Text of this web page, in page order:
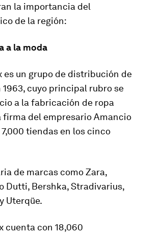
la importancia del
de la región:
a la moda
es un grupo de distribución de
1963, cuyo principal rubro se
a la fabricación de ropa
firma del empresario Amancio
tiendas en los cinco
de marcas como Zara,
Dutti, Bershka, Stradivarius,
Uterqüe.
cuenta con 18,060